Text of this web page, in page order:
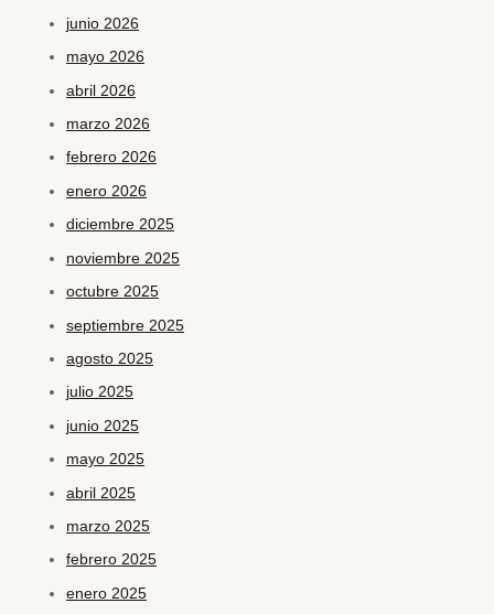
junio 2026
mayo 2026
abril 2026
marzo 2026
febrero 2026
enero 2026
diciembre 2025
noviembre 2025
octubre 2025
septiembre 2025
agosto 2025
julio 2025
junio 2025
mayo 2025
abril 2025
marzo 2025
febrero 2025
enero 2025